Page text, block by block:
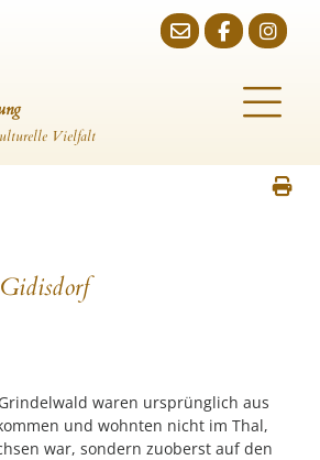
Vielfalt
waren ursprünglich aus
und wohnten nicht im Thal,
war, sondern zuoberst auf den